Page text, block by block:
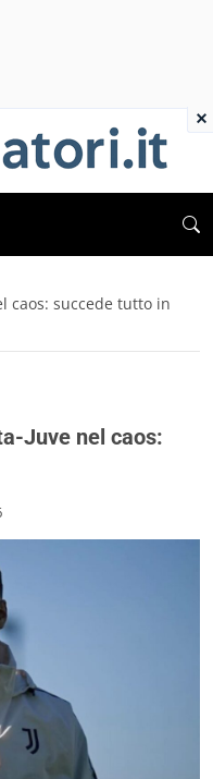
caos: succede tutto in
Juve nel caos:
×